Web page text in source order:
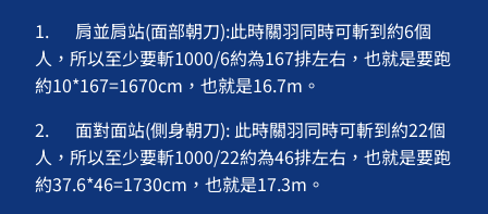
1. 肩並肩站(面部朝刀):此時關羽同時可斬到約6個
人，所以至少要斬1000/6約為167排左右，也就是要跑
約10*167=1670cm，也就是16.7m。
2. 面對面站(側身朝刀): 此時關羽同時可斬到約22個
人，所以至少要斬1000/22約為46排左右，也就是要跑
約37.6*46=1730cm，也就是17.3m。